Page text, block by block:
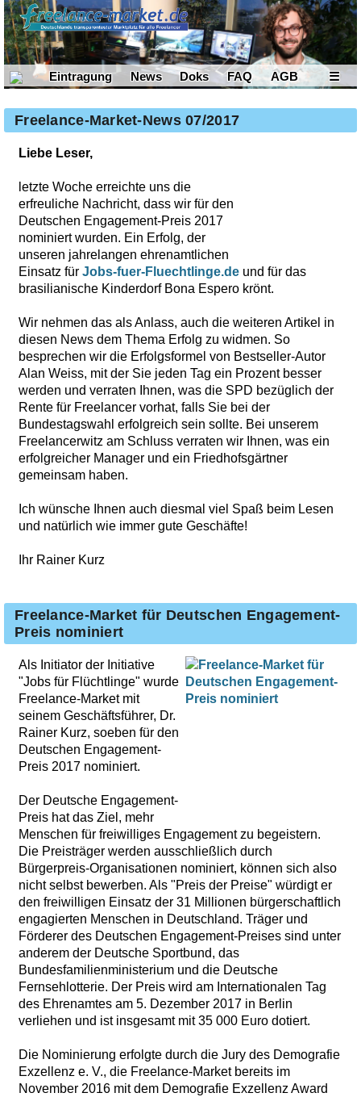
Eintragung News Doks FAQ AGB ☰
Freelance-Market-News 07/2017
Liebe Leser,
letzte Woche erreichte uns die
erfreuliche Nachricht, dass wir für den
Deutschen Engagement-Preis 2017
nominiert wurden. Ein Erfolg, der
unseren jahrelangen ehrenamtlichen
Einsatz für Jobs-fuer-Fluechtlinge.de und für das
brasilianische Kinderdorf Bona Espero krönt.
Wir nehmen das als Anlass, auch die weiteren Artikel in
diesen News dem Thema Erfolg zu widmen. So
besprechen wir die Erfolgsformel von Bestseller-Autor
Alan Weiss, mit der Sie jeden Tag ein Prozent besser
werden und verraten Ihnen, was die SPD bezüglich der
Rente für Freelancer vorhat, falls Sie bei der
Bundestagswahl erfolgreich sein sollte. Bei unserem
Freelancerwitz am Schluss verraten wir Ihnen, was ein
erfolgreicher Manager und ein Friedhofsgärtner
gemeinsam haben.
Ich wünsche Ihnen auch diesmal viel Spaß beim Lesen
und natürlich wie immer gute Geschäfte!
Ihr Rainer Kurz
Freelance-Market für Deutschen Engagement-
Preis nominiert
Als Initiator der Initiative
"Jobs für Flüchtlinge" wurde
Freelance-Market mit
seinem Geschäftsführer, Dr.
Rainer Kurz, soeben für den
Deutschen Engagement-
Preis 2017 nominiert.
Der Deutsche Engagement-
Preis hat das Ziel, mehr
Menschen für freiwilliges Engagement zu begeistern.
Die Preisträger werden ausschließlich durch
Bürgerpreis-Organisationen nominiert, können sich also
nicht selbst bewerben. Als "Preis der Preise" würdigt er
den freiwilligen Einsatz der 31 Millionen bürgerschaftlich
engagierten Menschen in Deutschland. Träger und
Förderer des Deutschen Engagement-Preises sind unter
anderem der Deutsche Sportbund, das
Bundesfamilienministerium und die Deutsche
Fernsehlotterie. Der Preis wird am Internationalen Tag
des Ehrenamtes am 5. Dezember 2017 in Berlin
verliehen und ist insgesamt mit 35 000 Euro dotiert.
Die Nominierung erfolgte durch die Jury des Demografie
Exzellenz e. V., die Freelance-Market bereits im
November 2016 mit dem Demografie Exzellenz Award